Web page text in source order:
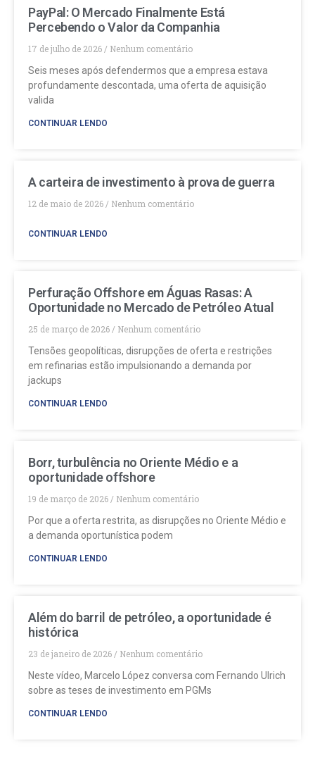
PayPal: O Mercado Finalmente Está
Percebendo o Valor da Companhia
17 de julho de 2026
Nenhum comentário
Seis meses após defendermos que a empresa estava
profundamente descontada, uma oferta de aquisição
valida
CONTINUAR LENDO
A carteira de investimento à prova de guerra
12 de maio de 2026 Nenhum comentário
CONTINUAR LENDO
Perfuração Offshore em Águas Rasas: A
Oportunidade no Mercado de Petróleo Atual
25 de março de 2026
Nenhum comentário
Tensões geopolíticas, disrupções de oferta e restrições
em refinarias estão impulsionando a demanda por
jackups
CONTINUAR LENDO
Borr, turbulência no Oriente Médio e a
oportunidade offshore
19 de março de 2026
Nenhum comentário
Por que a oferta restrita, as disrupções no Oriente Médio e
a demanda oportunística podem
CONTINUAR LENDO
Além do barril de petróleo, a oportunidade é
histórica
23 de janeiro de 2026
Nenhum comentário
Neste vídeo, Marcelo López conversa com Fernando Ulrich
sobre as teses de investimento em PGMs
CONTINUAR LENDO